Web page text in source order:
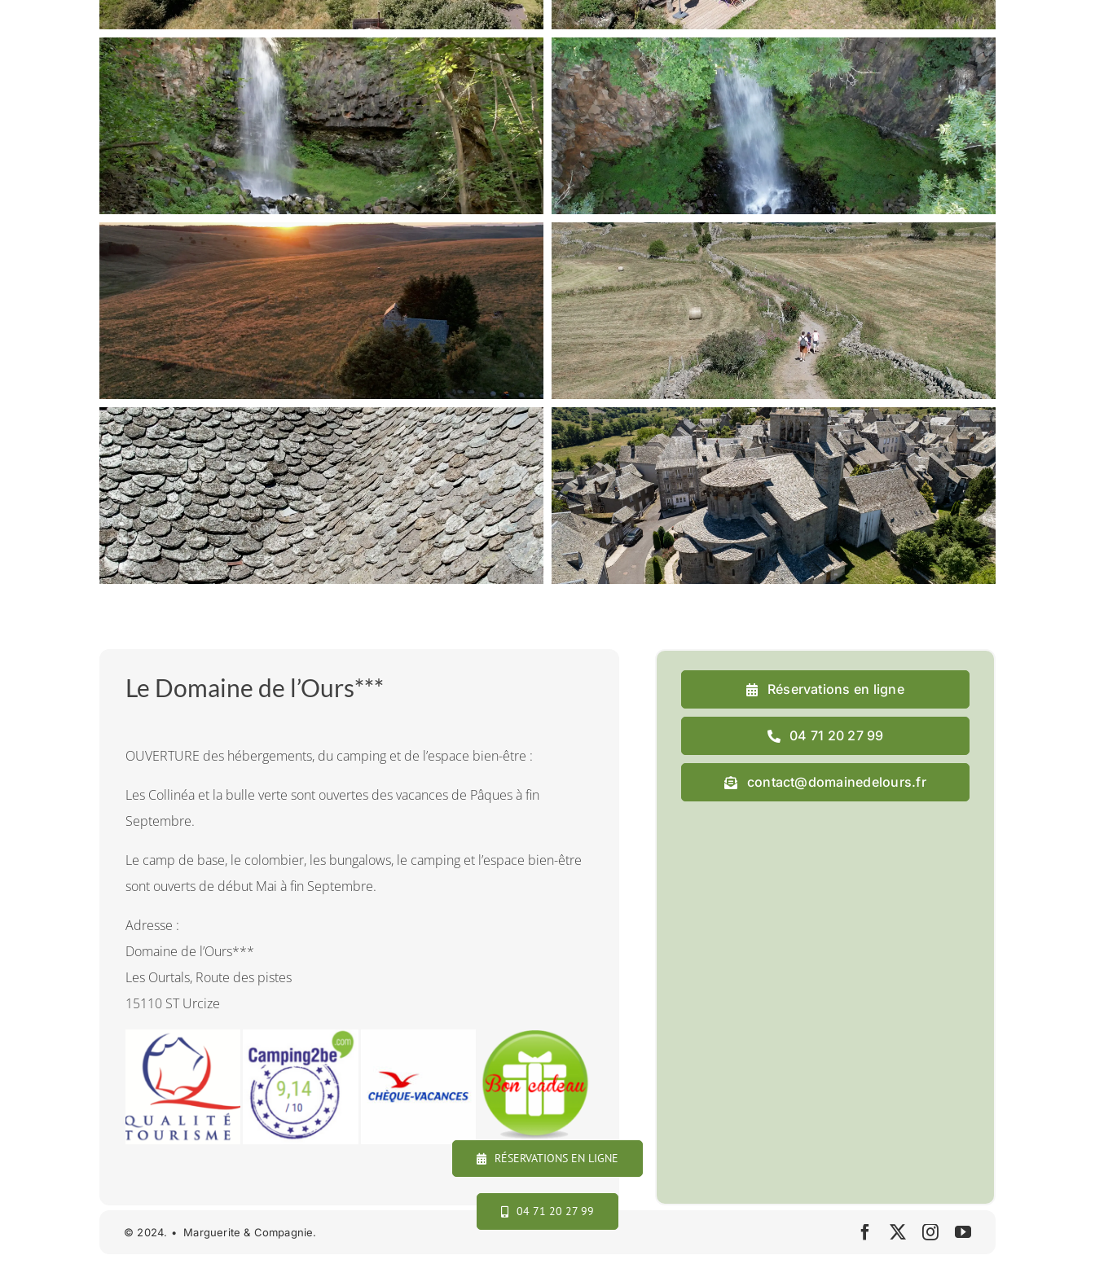
Le Domaine de l’Ours***
OUVERTURE des hébergements, du camping et de l’espace bien-être :
Les Collinéa et la bulle verte sont ouvertes des vacances de Pâques à fin
Septembre.
Le camp de base, le colombier, les bungalows, le camping et l’espace bien-être
sont ouverts de début Mai à fin Septembre.
Adresse :
Domaine de l’Ours***
Les Ourtals, Route des pistes
15110 ST Urcize
Réservations en ligne
04 71 20 27 99
contact@domainedelours.fr
© 2024. • Marguerite & Compagnie.
RÉSERVATIONS EN LIGNE
04 71 20 27 99